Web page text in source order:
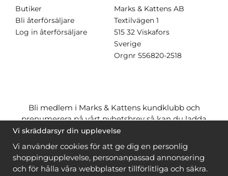
Butiker
Bli återförsäljare
Log in återförsäljare
Marks & Kattens AB
Textilvägen 1
515 32 Viskafors
Sverige
Orgnr 556820-2518
Bli medlem i Marks & Kattens kundklubb och
prenumerera på vårt nyhetsbrev så kan du ladda
ner många mönstergratisoch få många
när du handlar garn till mönstret. Du ser vilka som
är
gratis när du är inloggad
Bli medlem
Vi skräddarsyr din upplevelse
Vi använder cookies för att ge dig en personlig
shoppingupplevelse, personanpassad annonsering
och för hålla våra webbplatser tillförlitliga och säkra.